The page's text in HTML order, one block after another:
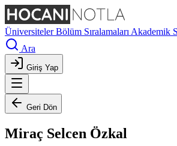
ÜniversitelerBölüm Sıralamaları Akademik
Ara
Giriş Yap
Geri Dön
Miraç Selcen Özkal